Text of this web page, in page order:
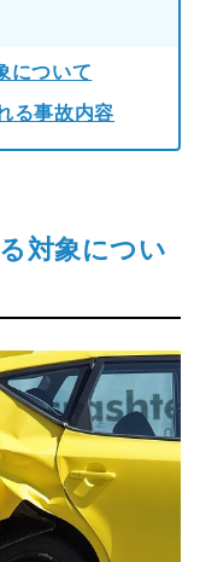
について
る事故内容
対象につい